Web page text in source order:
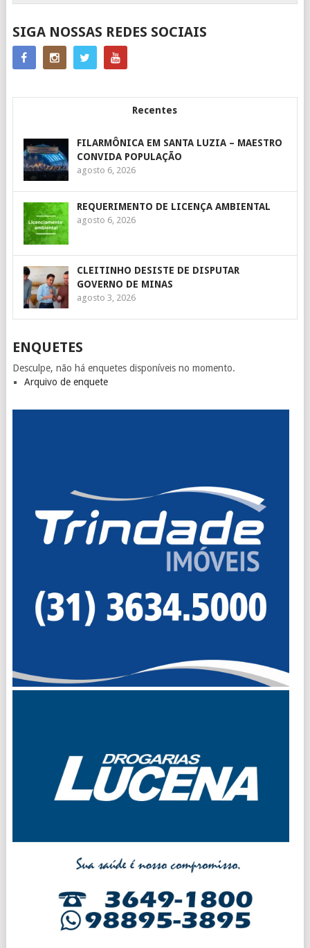
SIGA NOSSAS REDES SOCIAIS
Recentes
FILARMÔNICA EM SANTA LUZIA – MAESTRO
CONVIDA POPULAÇÃO
agosto 6, 2026
REQUERIMENTO DE LICENÇA AMBIENTAL
agosto 6, 2026
CLEITINHO DESISTE DE DISPUTAR
GOVERNO DE MINAS
agosto 3, 2026
ENQUETES
Desculpe, não há enquetes disponíveis no momento.
Arquivo de enquete